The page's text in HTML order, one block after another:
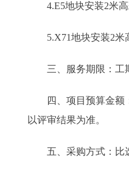
4.E5地块安装2米高
5.X71地块安装2米高
三、服务期限：工
四、项目预算金额
以评审结果为准。
五、采购方式：比